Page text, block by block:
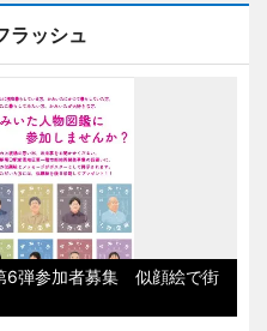
ラッシュ
6弾参加者募集 似顔絵で街